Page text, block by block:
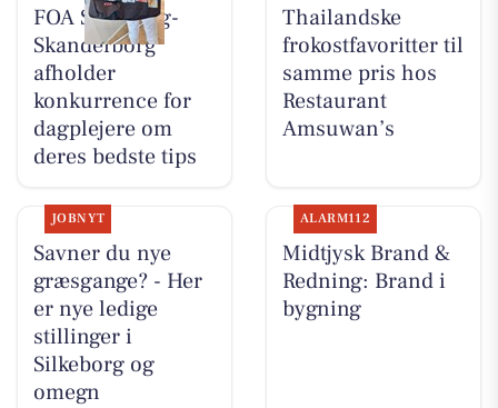
FOA Silkeborg-
Skanderborg
afholder
konkurrence for
dagplejere om
deres bedste tips
Thailandske
frokostfavoritter til
samme pris hos
Restaurant
Amsuwan’s
JOBNYT
Savner du nye
græsgange? - Her
er nye ledige
stillinger i
Silkeborg og
omegn
ALARM112
Midtjysk Brand &
Redning: Brand i
bygning